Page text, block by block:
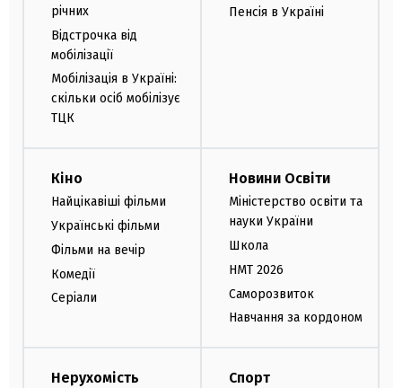
річних
Відстрочка від
мобілізації
Мобілізація в Україні:
скільки осіб мобілізує
ТЦК
Пенсія в Україні
Кіно
Найцікавіші фільми
Українські фільми
Фільми на вечір
Комедії
Серіали
Новини Освіти
Міністерство освіти та
науки України
Школа
НМТ 2026
Саморозвиток
Навчання за кордоном
Нерухомість Спорт